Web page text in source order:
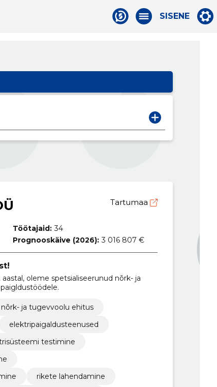
SISENE
Tartumaa
Töötajaid: 34
Prognooskäive (2026): 3 016 807 €
oleme spetsialiseerunud nõrk- ja
nõrk- ja tugevvoolu ehitus
elektripaigaldusteenused
testimine
rikete lahendamine